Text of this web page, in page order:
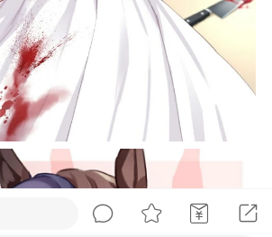
P站美图推荐——紫发特辑
隐藏